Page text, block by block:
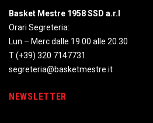
Basket Mestre 1958 SSD a.r.l
Orari Segreteria:
Lun – Merc dalle 19.00 alle 20.30
T(+39) 320 7147731
segreteria@basketmestre.it
NEWSLETTER